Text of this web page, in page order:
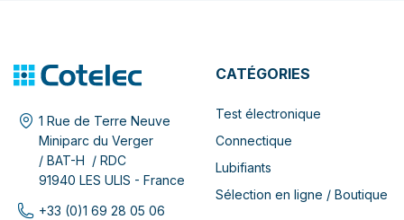
1 Rue de Terre Neuve
Miniparc du Verger
/ BAT-H / RDC
91940 LES ULIS - France
+33 (0)1 69 28 05 06
CATÉGORIES
Test électronique
Connectique
Lubifiants
Sélection en ligne / Boutique